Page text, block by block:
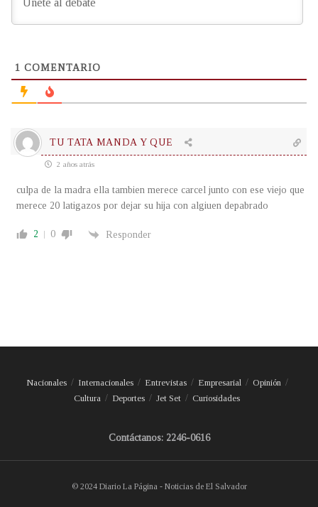
1 COMENTARIO
TU TATA MANDA Y QUE
2 años atrás
culpa de la madra ella tambien merece carcel junto con ese viejo que
merece 20 latigazos por dejar su hija con algiuen depabrado
2 0 Responder
Nacionales Internacionales Entrevistas Empresarial
Opinión
Cultura
Deportes Jet Set Curiosidades
Contáctanos: 2246-0616
© 2024 Diario La Página - Noticias de El Salvador